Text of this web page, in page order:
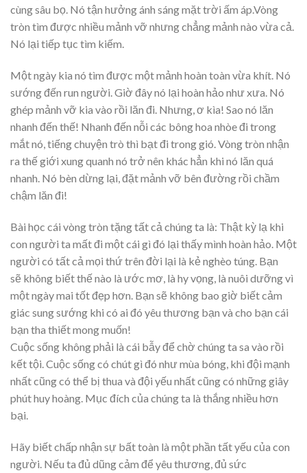
cùng sâu bọ. Nó tận hưởng ánh sáng mặt trời ấm áp.Vòng
tròn tìm được nhiều mảnh vỡ nhưng chẳng mảnh nào vừa cả.
Nó lại tiếp tục tìm kiếm.
Một ngày kia nó tìm được một mảnh hoàn toàn vừa khít. Nó
sướng đến run người. Giờ đây nó lại hoàn hảo như xưa. Nó
ghép mảnh vỡ kia vào rồi lăn đi. Nhưng, ơ kìa! Sao nó lăn
nhanh đến thế! Nhanh đến nỗi các bông hoa nhòe đi trong
mắt nó, tiếng chuyện trò thì bạt đi trong gió. Vòng tròn nhận
ra thế giới xung quanh nó trở nên khác hẳn khi nó lăn quá
nhanh. Nó bèn dừng lại, đặt mảnh vỡ bên đường rồi chầm
chậm lăn đi!
Bài học cái vòng tròn tặng tất cả chúng ta là: Thật kỳ lạ khi
con người ta mất đi một cái gì đó lại thấy mình hoàn hảo. Một
người có tất cả mọi thứ trên đời lại là kẻ nghèo túng. Bạn
sẽ không biết thế nào là ước mơ, là hy vọng, là nuôi dưỡng vì
một ngày mai tốt đẹp hơn. Bạn sẽ không bao giờ biết cảm
giác sung sướng khi có ai đó yêu thương bạn và cho bạn cái
bạn tha thiết mong muốn!
Cuộc sống không phải là cái bẫy để chờ chúng ta sa vào rồi
kết tội. Cuộc sống có chút gì đó như mùa bóng, khi đội mạnh
nhất cũng có thể bị thua và đội yếu nhất cũng có những giây
phút huy hoàng. Mục đích của chúng ta là thắng nhiều hơn
bại.
Hãy biết chấp nhận sự bất toàn là một phần tất yếu của con
người. Nếu ta đủ dũng cảm để yêu thương, đủ sức